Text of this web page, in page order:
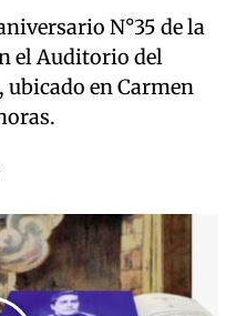
N°35 de la
el Auditorio del
ubicado en Carmen